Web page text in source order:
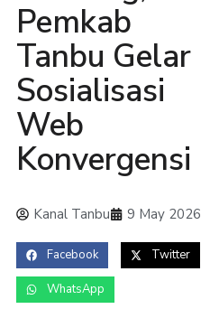
Pemkab
Tanbu Gelar
Sosialisasi
Web
Konvergensi
Kanal Tanbu 9 May 2026
Facebook Twitter
WhatsApp